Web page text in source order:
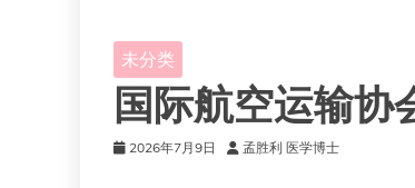
未分类
国际航空运输协
2026年7月9日 孟胜利 医学博士